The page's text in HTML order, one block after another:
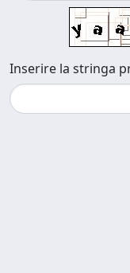
Inserire la stringa